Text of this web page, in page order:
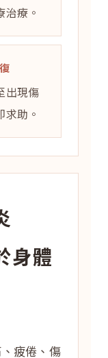
療。
出現傷
助。
身體
疲倦、傷